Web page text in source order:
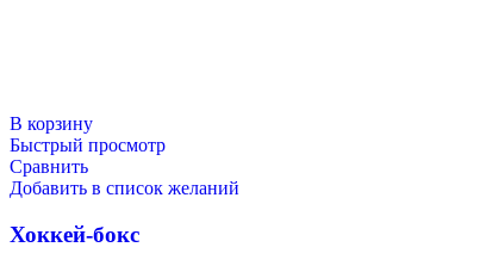
В корзину
Быстрый просмотр
Сравнить
Добавить в список желаний
Хоккей-бокс